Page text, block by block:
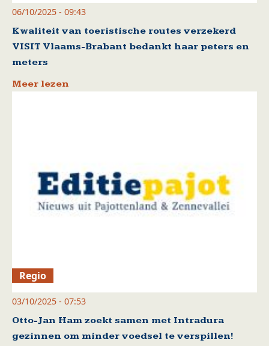
06/10/2025 - 09:43
Kwaliteit van toeristische routes verzekerd
VISIT Vlaams-Brabant bedankt haar peters en
meters
Meer lezen
Regio
03/10/2025 - 07:53
Otto-Jan Ham zoekt samen met Intradura
gezinnen om minder voedsel te verspillen!